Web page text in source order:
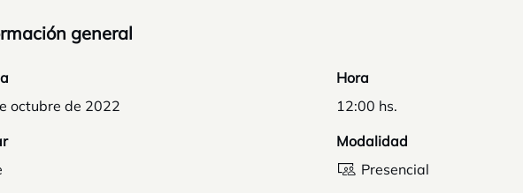
general
octubre de 2022
Hora
12:00 hs.
Modalidad
Presencial